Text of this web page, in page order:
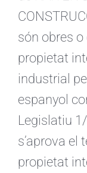
són obres
propietat
industrial
espanyol
Legislatiu
s’aprova el
propietat